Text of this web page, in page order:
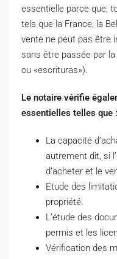
essentielle parce que,
tels que la France, la
vente ne peut pas être
sans être passée par
ou «escrituras»).
Le notaire vérifie
essentielles telles que :
La capacité
autrement dit, si
d’acheter et le
Etude des
propriété.
L’étude des
permis et les
Vérification des